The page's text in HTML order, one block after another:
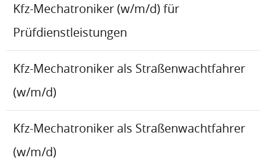
Kfz-Mechatroniker (w/m/d) für
Prüfdienstleistungen
Kfz-Mechatroniker als Straßenwachtfahrer
(w/m/d)
Kfz-Mechatroniker als Straßenwachtfahrer
(w/m/d)